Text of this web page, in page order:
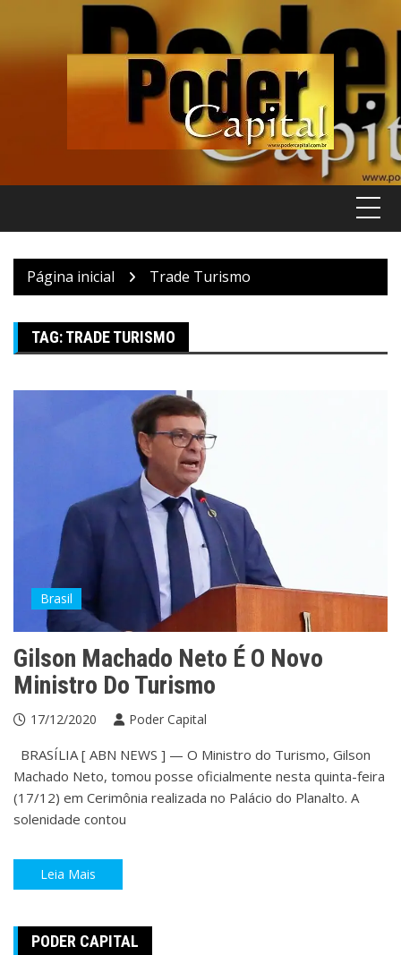
Página inicial Trade Turismo
TAG:TRADE TURISMO
Brasil
Gilson Machado Neto É O Novo
Ministro Do Turismo
17/12/2020 Poder Capital
BRASÍLIA [ ABN NEWS ] — O Ministro do Turismo, Gilson
Machado Neto, tomou posse oficialmente nesta quinta-feira
(17/12) em Cerimônia realizada no Palácio do Planalto. A
solenidade contou
Leia Mais
PODER CAPITAL